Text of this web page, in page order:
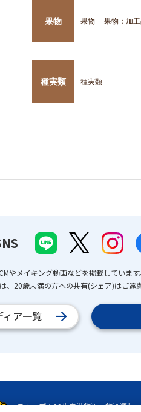
果物 果物 果物：加
種実類 種実類
やメイキング動画などを掲載しています。
20歳未満の方への共有(シェア)はご遠
ィア一覧